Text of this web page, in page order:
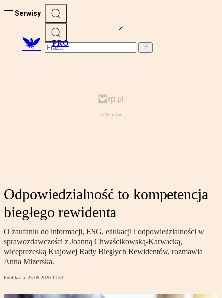
Serwisy
PRO
Odpowiedzialność to kompetencja
biegłego rewidenta
O zaufaniu do informacji, ESG, edukacji i odpowiedzialności w
sprawozdawczości z Joanną Chwaścikowską-Karwacką,
wiceprezeską Krajowej Rady Biegłych Rewidentów, rozmawia
Anna Mizerska.
Publikacja: 25.06.2026 13:53